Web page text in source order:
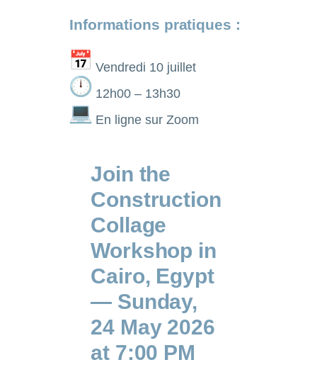
Informations pratiques :
Vendredi 10 juillet
12h00 – 13h30
En ligne sur Zoom
Join the
Construction
Collage
Workshop in
Cairo, Egypt
— Sunday,
24 May 2026
at 7:00 PM